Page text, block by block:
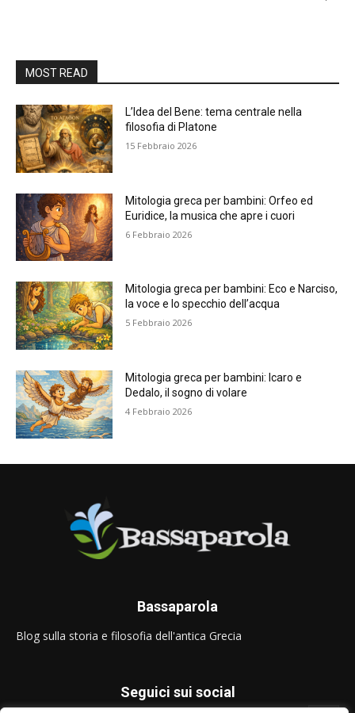
MOST READ
L’Idea del Bene: tema centrale nella
filosofia di Platone
15 Febbraio 2026
Mitologia greca per bambini: Orfeo ed
Euridice, la musica che apre i cuori
6 Febbraio 2026
Mitologia greca per bambini: Eco e Narciso,
la voce e lo specchio dell’acqua
5 Febbraio 2026
Mitologia greca per bambini: Icaro e
Dedalo, il sogno di volare
4 Febbraio 2026
Bassaparola
Blog sulla storia e filosofia dell'antica Grecia
Seguici sui social